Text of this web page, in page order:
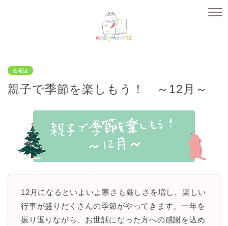
会報誌
親子で季節を楽しもう！ ～12月～
12月になるといよいよ寒さも厳しさを増し、楽しい
行事が盛りだくさんの季節がやってきます。一年を
振り返りながら、お世話になった方への感謝を込め